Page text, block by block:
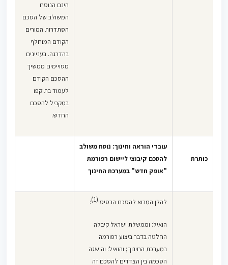
הינם הנוסח
המשולב של הסכם
הסתדרות המורים
הקודם המוחלף
בהדרגה. בעניינים
מסויימים ממשיך
ההסכם הקודם
לעמוד בתוקפו
במקביל להסכם
החדש.
כותרת
עובדי הוראה וחינוך: נוסח משולב
להסכם קיבוצי ליישום רפורמת
"אופק חדש" במערכת החינוך
להלן המבוא להסכם הבסיסי(1)
:
הואיל: וממשלת ישראל קיבלה
החלטה בדבר ביצוע רפורמה
במערכת החינוך; והואיל: והושגה
הסכמה בין הצדדים להסכם זה